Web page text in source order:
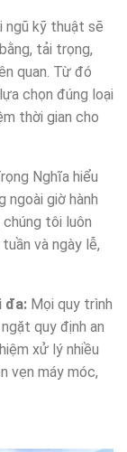
ngũ kỹ thuật sẽ
tải trọng,
quan. Từ đó
chọn đúng loại
thời gian cho
Nghĩa hiểu
ngoài giờ hành
tôi luôn
và ngày lễ,
đa: Mọi quy trình
quy định an
xử lý nhiều
vẹn máy móc,